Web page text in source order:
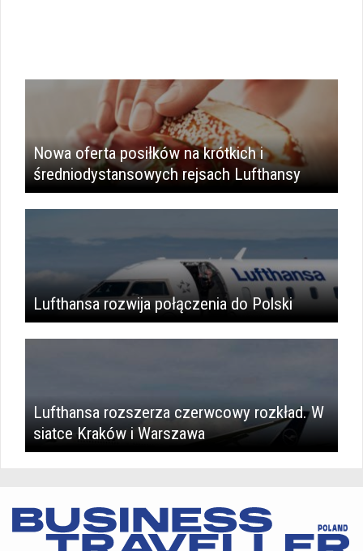
Nowa oferta posiłków na krótkich i
średniodystansowych rejsach Lufthansy
Lufthansa rozwija połączenia do Polski
Lufthansa rozszerza czerwcowy rozkład. W
siatce Kraków i Warszawa